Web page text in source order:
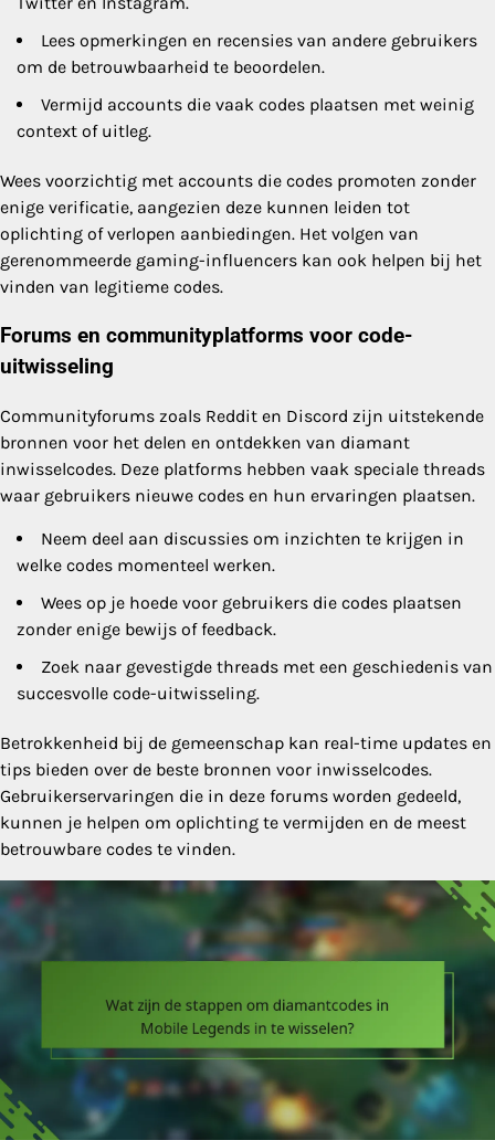
Lees opmerkingen en recensies van andere gebruikers
om de betrouwbaarheid te beoordelen.
Vermijd accounts die vaak codes plaatsen met weinig
context of uitleg.
Wees voorzichtig met accounts die codes promoten zonder
enige verificatie, aangezien deze kunnen leiden tot
oplichting of verlopen aanbiedingen. Het volgen van
gerenommeerde gaming-influencers kan ook helpen bij het
vinden van legitieme codes.
Forums en communityplatforms voor code-
uitwisseling
Communityforums zoals Reddit en Discord zijn uitstekende
bronnen voor het delen en ontdekken van diamant
inwisselcodes. Deze platforms hebben vaak speciale threads
waar gebruikers nieuwe codes en hun ervaringen plaatsen.
Neem deel aan discussies om inzichten te krijgen in
welke codes momenteel werken.
Wees op je hoede voor gebruikers die codes plaatsen
zonder enige bewijs of feedback.
Zoek naar gevestigde threads met een geschiedenis van
succesvolle code-uitwisseling.
Betrokkenheid bij de gemeenschap kan real-time updates en
tips bieden over de beste bronnen voor inwisselcodes.
Gebruikerservaringen die in deze forums worden gedeeld,
kunnen je helpen om oplichting te vermijden en de meest
betrouwbare codes te vinden.